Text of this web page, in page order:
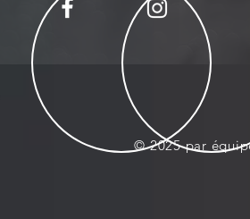
© 2025 par